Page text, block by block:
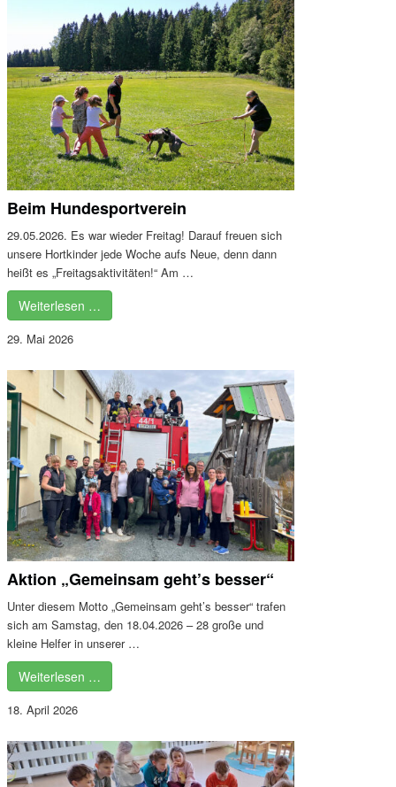
Beim Hundesportverein
29.05.2026. Es war wieder Freitag! Darauf freuen sich
unsere Hortkinder jede Woche aufs Neue, denn dann
heißt es „Freitagsaktivitäten!“ Am …
Weiterlesen …
29. Mai 2026
Aktion „Gemeinsam geht’s besser“
Unter diesem Motto „Gemeinsam geht’s besser“ trafen
sich am Samstag, den 18.04.2026 – 28 große und
kleine Helfer in unserer …
Weiterlesen …
18. April 2026